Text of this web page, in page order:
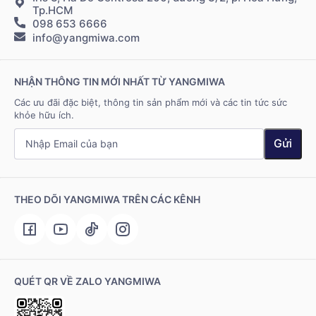
Hệ thống điểm bán
Tp.HCM
098 653 6666
info@yangmiwa.com
NHẬN THÔNG TIN MỚI NHẤT TỪ YANGMIWA
Các ưu đãi đặc biệt, thông tin sản phẩm mới và các tin tức sức
khỏe hữu ích.
Gửi
THEO DÕI YANGMIWA TRÊN CÁC KÊNH
QUÉT QR VỀ ZALO YANGMIWA